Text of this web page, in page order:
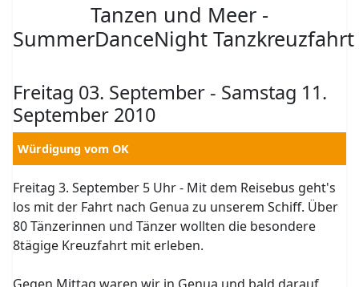
Tanzen und Meer -
SummerDanceNight Tanzkreuzfahrt
Freitag 03. September - Samstag 11.
September 2010
Würdigung vom OK
Freitag 3. September 5 Uhr - Mit dem Reisebus geht's
los mit der Fahrt nach Genua zu unserem Schiff. Über
80 Tänzerinnen und Tänzer wollten die besondere
8tägige Kreuzfahrt mit erleben.